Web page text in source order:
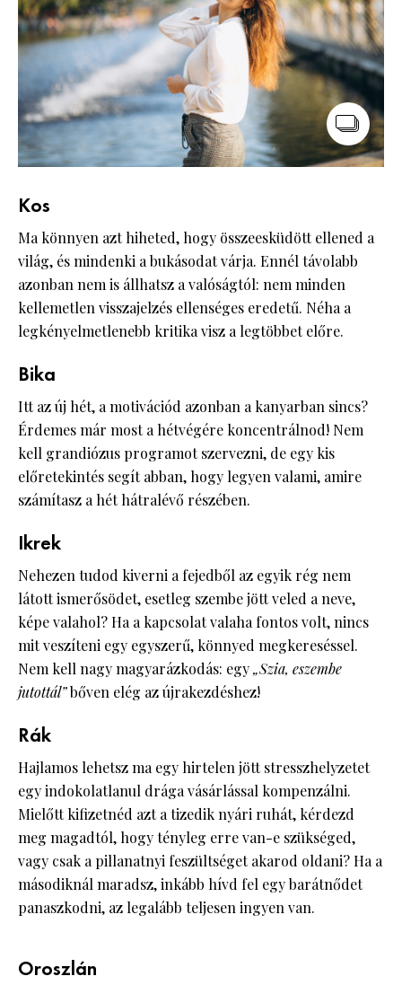
Kos
Ma könnyen azt hiheted, hogy összeesküdött ellened a
világ, és mindenki a bukásodat várja. Ennél távolabb
azonban nem is állhatsz a valóságtól: nem minden
kellemetlen visszajelzés ellenséges eredetű. Néha a
legkényelmetlenebb kritika visz a legtöbbet előre.
Bika
Itt az új hét, a motivációd azonban a kanyarban sincs?
Érdemes már most a hétvégére koncentrálnod! Nem
kell grandiózus programot szervezni, de egy kis
előretekintés segít abban, hogy legyen valami, amire
számítasz a hét hátralévő részében.
Ikrek
Nehezen tudod kiverni a fejedből az egyik rég nem
látott ismerősödet, esetleg szembe jött veled a neve,
képe valahol? Ha a kapcsolat valaha fontos volt, nincs
mit veszíteni egy egyszerű, könnyed megkereséssel.
Nem kell nagy magyarázkodás: egy„Szia, eszembe
jutottál”bőven elég az újrakezdéshez!
Rák
Hajlamos lehetsz ma egy hirtelen jött stresszhelyzetet
egy indokolatlanul drága vásárlással kompenzálni.
Mielőtt kifizetnéd azt a tizedik nyári ruhát, kérdezd
meg magadtól, hogy tényleg erre van-e szükséged,
vagy csak a pillanatnyi feszültséget akarod oldani? Ha a
másodiknál maradsz, inkább hívd fel egy barátnődet
panaszkodni, az legalább teljesen ingyen van.
Oroszlán